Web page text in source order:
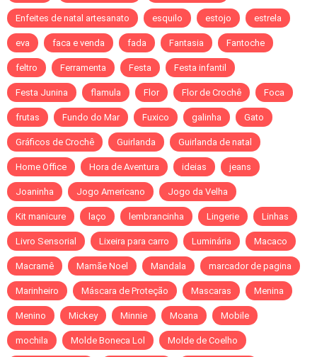
Enfeites de natal artesanato esquilo estojo estrela
eva faca e venda fada Fantasia Fantoche
feltro Ferramenta Festa Festa infantil
Festa Junina flamula Flor Flor de Crochê Foca
frutas Fundo do Mar Fuxico galinha Gato
Gráficos de Crochê Guirlanda Guirlanda de natal
Home Office Hora de Aventura ideias jeans
Joaninha Jogo Americano Jogo da Velha
Kit manicure laço lembrancinha Lingerie Linhas
Livro Sensorial Lixeira para carro Luminária Macaco
Macramê Mamãe Noel Mandala marcador de pagina
Marinheiro Máscara de Proteção Mascaras Menina
Menino Mickey Minnie Moana Mobile
mochila Molde Boneca Lol Molde de Coelho